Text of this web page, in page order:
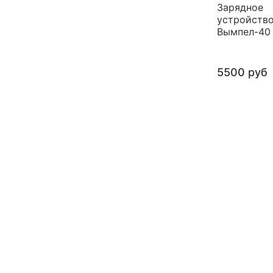
Зарядное
Вымпел-40
5500 руб